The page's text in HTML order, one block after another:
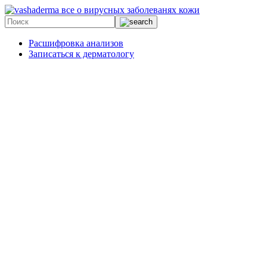
все о вирусных заболеванях кожи
Расшифровка анализов
Записаться к дерматологу